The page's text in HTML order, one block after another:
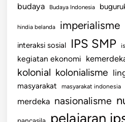
budaya Budaya Indonesia
hindia belanda imperialisme
interaksi sosial IPS SMP
kegiatan ekonomi
kolonial kolonialisme
masyarakat masyarakat indonesia
merdeka nasionalisme
pelajaran